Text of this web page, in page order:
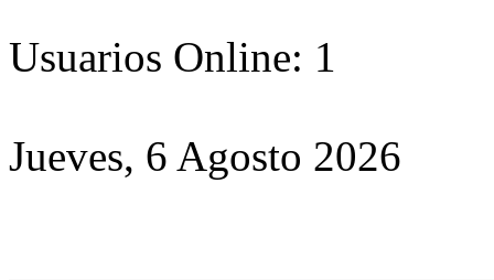
Usuarios Online: 1
Jueves, 6 Agosto 2026